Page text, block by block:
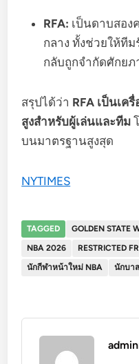
RFA: เป็นดาบสอง
กลาง ทั้งช่วยให้ที
กลับถูกจำกัดศักยภ
สรุปได้ว่า RFA เป็นเค
สูงสำหรับผู้เล่นและทีม
บนมาตรฐานสูงสุด
NYTIMES
TAGGED GOLDEN STATE
NBA 2026
RESTRICTED
นักกีฬาหน้าใหม่ NBA
นักบา